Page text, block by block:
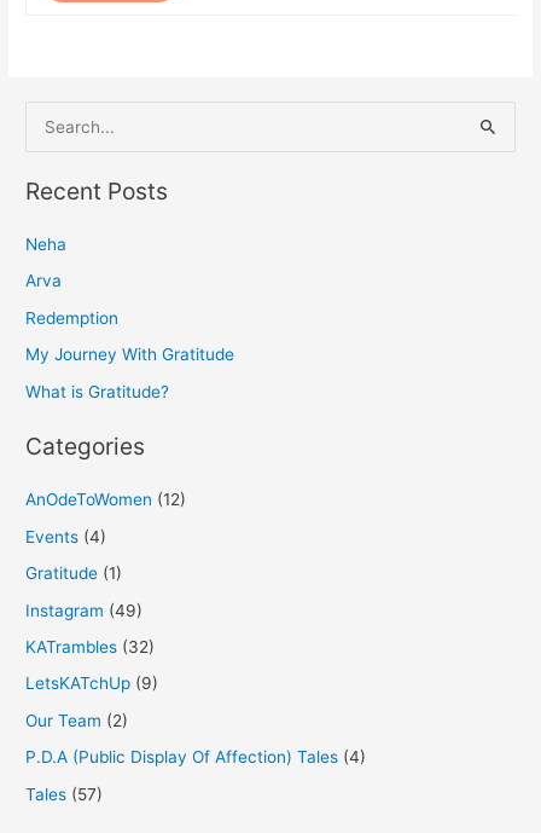
e
a
c
h
f
o
Recent Posts
Neha
Arva
Redemption
My Journey With Gratitude
What is Gratitude?
Categories
AnOdeToWomen (12)
Events (4)
Gratitude (1)
Instagram (49)
KATrambles (32)
LetsKATchUp (9)
Our Team (2)
P.D.A (Public Display Of Affection) Tales (4)
Tales (57)